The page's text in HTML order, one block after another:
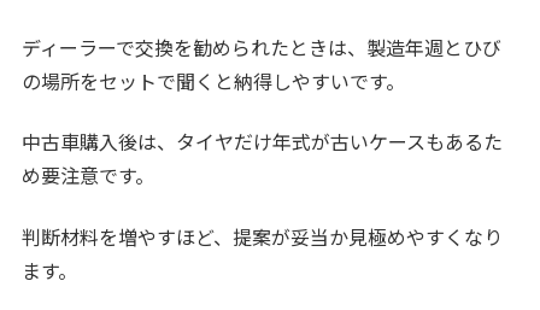
ディーラーで交換を勧められたときは、製造年週とひび
の場所をセットで聞くと納得しやすいです。
中古車購入後は、タイヤだけ年式が古いケースもあるた
め要注意です。
判断材料を増やすほど、提案が妥当か見極めやすくなり
ます。